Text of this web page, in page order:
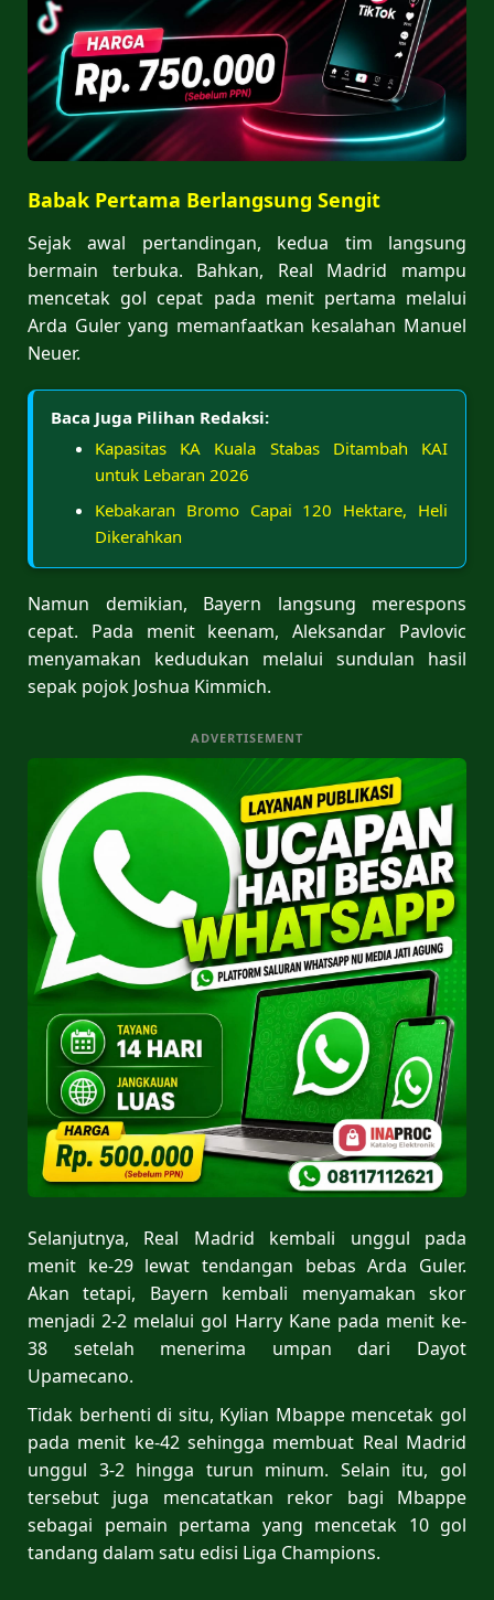
Babak Pertama Berlangsung Sengit
Sejak awal pertandingan, kedua tim langsung
bermain terbuka. Bahkan, Real Madrid mampu
mencetak gol cepat pada menit pertama melalui
Arda Guler yang memanfaatkan kesalahan Manuel
Neuer.
Baca Juga Pilihan Redaksi:
Kapasitas KA Kuala Stabas Ditambah KAI
untuk Lebaran 2026
Kebakaran Bromo Capai 120 Hektare, Heli
Dikerahkan
Namun demikian, Bayern langsung merespons
cepat. Pada menit keenam, Aleksandar Pavlovic
menyamakan kedudukan melalui sundulan hasil
sepak pojok Joshua Kimmich.
ADVERTISEMENT
Selanjutnya, Real Madrid kembali unggul pada
menit ke-29 lewat tendangan bebas Arda Guler.
Akan tetapi, Bayern kembali menyamakan skor
menjadi 2-2 melalui gol Harry Kane pada menit ke-
38 setelah menerima umpan dari Dayot
Upamecano.
Tidak berhenti di situ, Kylian Mbappe mencetak gol
pada menit ke-42 sehingga membuat Real Madrid
unggul 3-2 hingga turun minum. Selain itu, gol
tersebut juga mencatatkan rekor bagi Mbappe
sebagai pemain pertama yang mencetak 10 gol
tandang dalam satu edisi Liga Champions.